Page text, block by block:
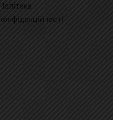
Політика
конфіденційності